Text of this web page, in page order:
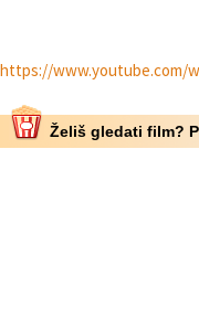
https://www.youtube.com/
Želiš gledati film?